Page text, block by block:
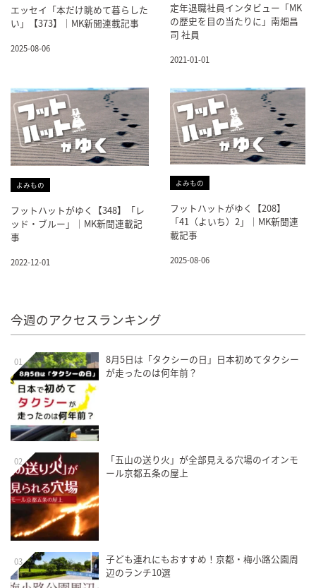
エッセイ「本だけ眺めて暮らした
い」【373】｜MK新聞連載記事
2025-08-06
定年退職社員インタビュー「MK
の歴史を目の当たりに」南畑昌
司 社員
2021-01-01
よみもの
フットハットがゆく【348】「レ
ッド・ブルー」｜MK新聞連載記
事
2022-12-01
よみもの
フットハットがゆく【208】
「41（よいち）2」｜MK新聞連
載記事
2025-08-06
今週のアクセスランキング
01
8月5日は「タクシーの日」日本初めてタクシー
が走ったのは何年前？
02
「五山の送り火」が全部見える穴場のイオンモ
ール京都五条の屋上
03
子ども連れにもおすすめ！京都・梅小路公園周
辺のランチ10選